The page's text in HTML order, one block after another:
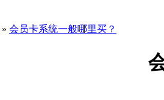
» 会员卡系统一般哪里买？